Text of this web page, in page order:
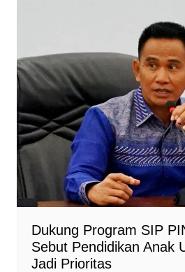
Dukung Program SIP
Sebut Pendidikan Anak
Jadi Prioritas